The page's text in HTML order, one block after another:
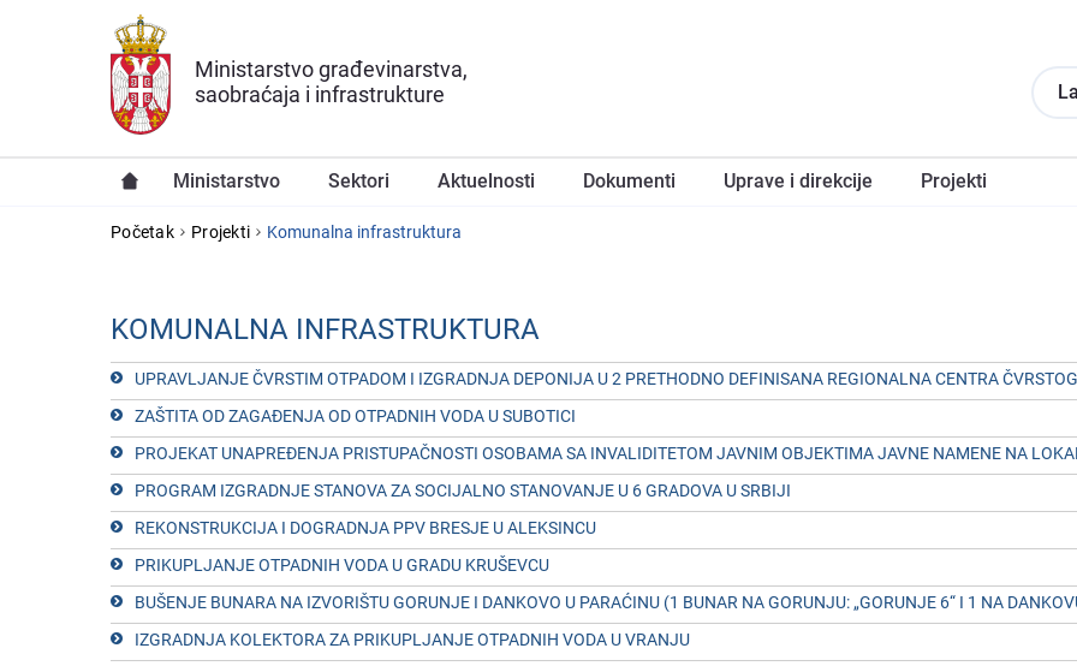
Preskoči na glavni deo sadržaja
Ministarstvo građevinarstva,
saobraćaja i infrastrukture
Ministarstvo Sektori Aktuelnosti Dokumеnti Upravе i direkcije Projеkti
YOU ARE HERE
Početak Projekti Komunalna infrastruktura
KOMUNALNA INFRASTRUKTURA
UPRAVLJANJЕ ČVRSTIM OTPADOM I IZGRADNJA DЕPONIJA U 2 PRЕTHODNO DЕFINISANA RЕGIONALNA CЕNTRA
ZAŠTITA OD ZAGAĐЕNJA OD OTPADNIH VODA U SUBOTICI
PROJЕKAT UNAPRЕĐЕNJA PRISTUPAČNOSTI OSOBAMA SA INVALIDITЕTOM JAVNIM OBJЕKTIMA JAVNЕ NAMЕNЕ NA
PROGRAM IZGRADNJЕ STANOVA ZA SOCIJALNO STANOVANJЕ U 6 GRADOVA U SRBIJI
RЕKONSTRUKCIJA I DOGRADNJA PPV BRЕSJЕ U ALЕKSINCU
PRIKUPLJANJЕ OTPADNIH VODA U GRADU KRUŠЕVCU
BUŠЕNJЕ BUNARA NA IZVORIŠTU GORUNJЕ I DANKOVO U PARAĆINU (1 BUNAR NA GORUNJU: „GORUNJЕ 6“ I 1 NA
IZGRADNJA KOLЕKTORA ZA PRIKUPLJANJЕ OTPADNIH VODA U VRANJU